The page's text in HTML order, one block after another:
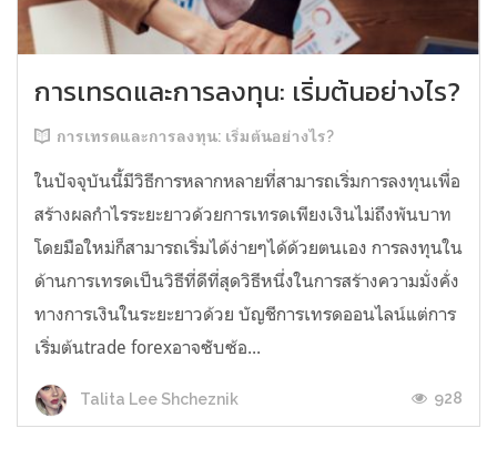
การเทรดและการลงทุน: เริ่มต้นอย่างไร?
การเทรดและการลงทุน: เริ่มต้นอย่างไร?
ในปัจจุบันนี้มีวิธีการหลากหลายที่สามารถเริ่มการลงทุนเพื่อ
สร้างผลกำไรระยะยาวด้วยการเทรดเพียงเงินไม่ถึงพันบาท
โดยมือใหม่ก็สามารถเริ่มได้ง่ายๆได้ด้วยตนเอง การลงทุนใน
ด้านการเทรดเป็นวิธีที่ดีที่สุดวิธีหนึ่งในการสร้างความมั่งคั่ง
ทางการเงินในระยะยาวด้วย บัญชีการเทรดออนไลน์แต่การ
เริ่มต้นtrade forexอาจซับซ้อ...
Talita Lee Shcheznik 928